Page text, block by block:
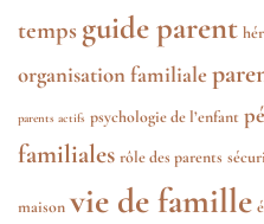
temps guide parent
organisation familiale
parents actifs psychologie de l’enfant
familiales rôle des parents
maison vie de famille